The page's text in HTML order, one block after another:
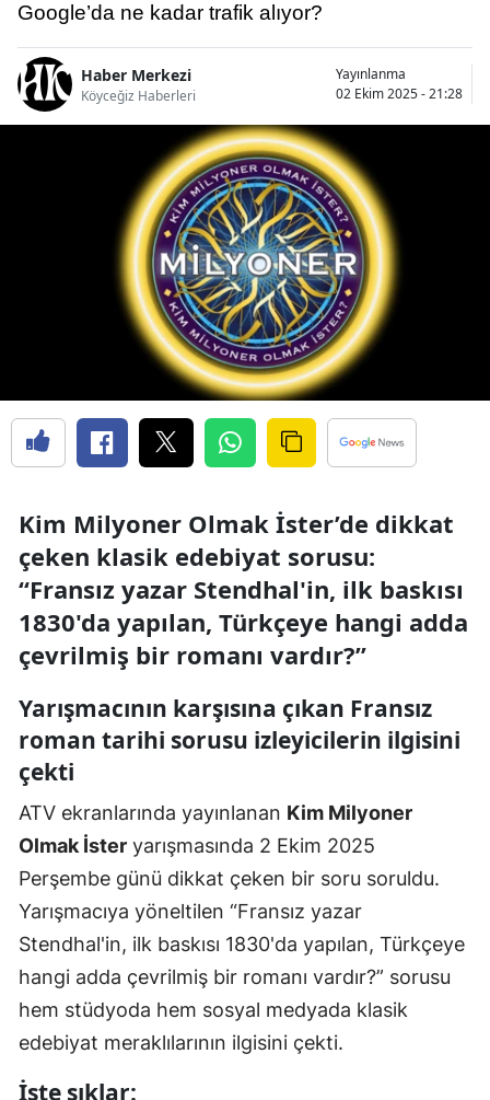
Google’da ne kadar trafik alıyor?
Haber Merkezi
Köyceğiz Haberleri
Yayınlanma
02 Ekim 2025 - 21:28
Kim Milyoner Olmak İster’de dikkat
çeken klasik edebiyat sorusu:
“Fransız yazar Stendhal'in, ilk baskısı
1830'da yapılan, Türkçeye hangi adda
çevrilmiş bir romanı vardır?”
Yarışmacının karşısına çıkan Fransız
roman tarihi sorusu izleyicilerin ilgisini
çekti
ATV ekranlarında yayınlanan Kim Milyoner
Olmak İster yarışmasında 2 Ekim 2025
Perşembe günü dikkat çeken bir soru soruldu.
Yarışmacıya yöneltilen “Fransız yazar
Stendhal'in, ilk baskısı 1830'da yapılan, Türkçeye
hangi adda çevrilmiş bir romanı vardır?” sorusu
hem stüdyoda hem sosyal medyada klasik
edebiyat meraklılarının ilgisini çekti.
İşte şıklar: